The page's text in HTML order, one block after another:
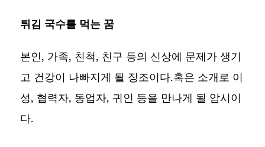
튀김 국수를 먹는 꿈
본인, 가족, 친척, 친구 등의 신상에 문제가 생기
고 건강이 나빠지게 될 징조이다.혹은 소개로 이
성, 협력자, 동업자, 귀인 등을 만나게 될 암시이
다.